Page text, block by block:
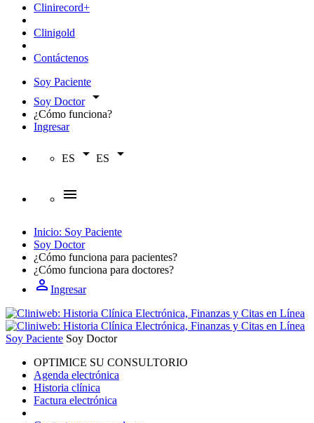
Clinirecord+
Clinigold
Contáctenos
Soy Paciente
Soy Doctor
arrow_drop_down
¿Cómo funciona?
Ingresar
ES arrow_drop_down ES arrow_drop_down
menu
Inicio: Soy Paciente
Soy Doctor
¿Cómo funciona para pacientes?
¿Cómo funciona para doctores?
person_outline Ingresar
Soy Paciente Soy Doctor
OPTIMICE SU CONSULTORIO
Agenda electrónica
Historia clínica
Factura electrónica